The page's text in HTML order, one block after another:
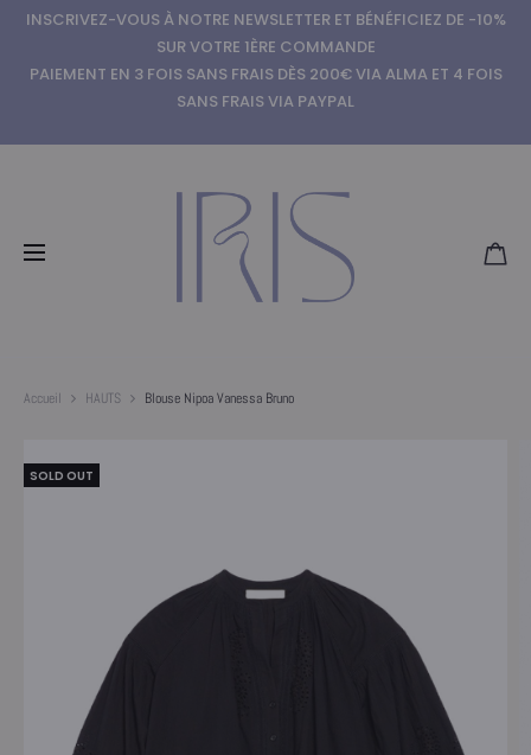
INSCRIVEZ-VOUS À NOTRE NEWSLETTER ET BÉNÉFICIEZ DE -10%
SUR VOTRE 1ÈRE COMMANDE
PAIEMENT EN 3 FOIS SANS FRAIS DÈS 200€ VIA ALMA ET 4 FOIS
SANS FRAIS VIA PAYPAL
Accueil HAUTS Blouse Nipoa Vanessa Bruno
SOLD OUT